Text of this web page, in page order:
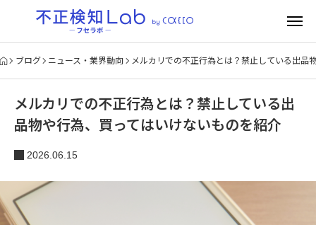
ブログ ニュース・業界動向 メルカリでの不正行為とは？禁止している出品
メルカリでの不正行為とは？禁止している出
品物や行為、買ってはいけないものを紹介
2026.06.15